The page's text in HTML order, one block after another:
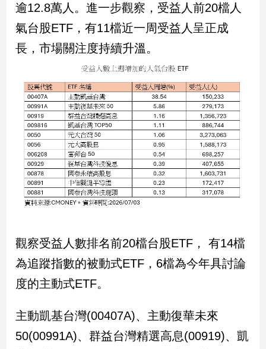
合
作
媒
投
稿
專
區
【我
的
觀
逾12.8萬人。進一步觀察，受益人前20檔人
氣台股ETF，有11檔近一周受益人呈正成
長，市場關注度持續升溫。
觀察受益人數排名前20檔台股ETF， 有14檔
為追蹤指數的被動式ETF，6檔為今年具討論
度的主動式ETF。
主動凱基台灣(00407A)、主動復華未來
50(00991A)、群益台灣精選高息(00919)、凱